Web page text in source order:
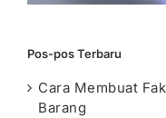
Pos-pos Terbaru
Cara Membuat
Barang